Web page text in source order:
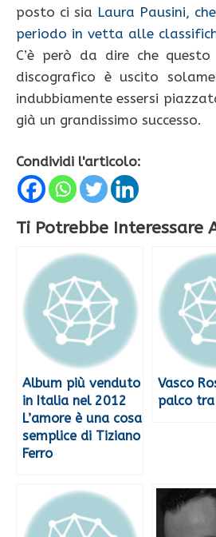
posto ci sia Laura Pausini,
periodo in vetta alle
C’è però da dire che
discografico è uscito
indubbiamente essersi
già un grandissimo successo.
Condividi l'articolo:
Ti Potrebbe Interessare
Album più venduto
in Italia nel 2012
L’amore è una cosa
semplice di Tiziano
Ferro
Vasco
palco